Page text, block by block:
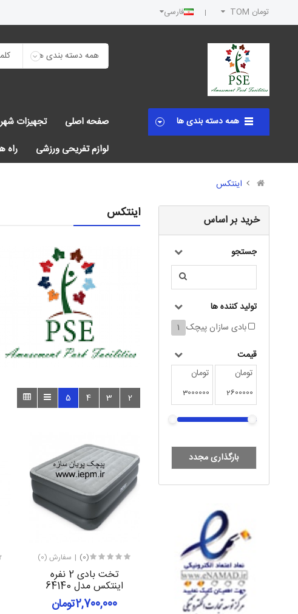
تومان TOM فارسی
همه دسته بندی ها صفحه اصلی تجهیزات
لوازم تفریحی ورزشی
راه
اینتکس
خرید بر اساس
جستجو
تولید کننده ها
بادی سازان پیچک 1
قیمت
تومان
تومان
بارگذاری مجدد
اینتکس
2
3
4
5
(0) سفارش (0)
تخت بادی 2 نفره
اینتکس مدل 64140
2,700,000تومان